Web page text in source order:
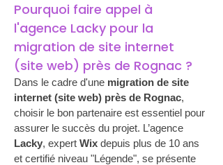
Pourquoi faire appel à
l'agence Lacky pour la
migration de site internet
(site web) près de Rognac ?
Dans le cadre d'une migration de site
internet (site web) près de Rognac,
choisir le bon partenaire est essentiel pour
assurer le succès du projet. L’agence
Lacky, expert Wix depuis plus de 10 ans
et certifié niveau "Légende", se présente